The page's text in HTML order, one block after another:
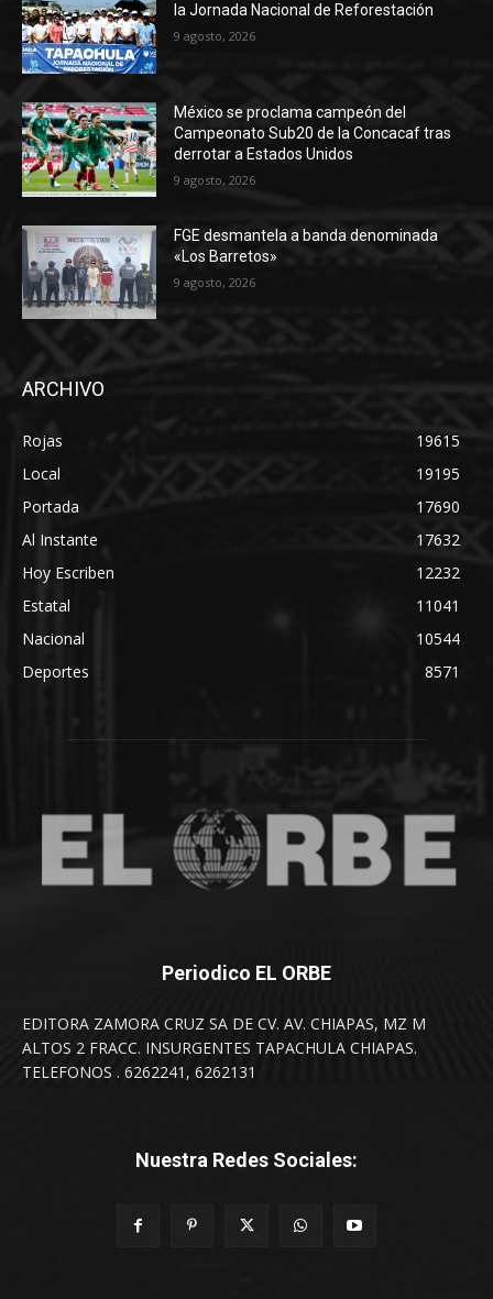
la Jornada Nacional de Reforestación
9 agosto, 2026
México se proclama campeón del
Campeonato Sub20 de la Concacaf tras
derrotar a Estados Unidos
9 agosto, 2026
FGE desmantela a banda denominada
«Los Barretos»
9 agosto, 2026
ARCHIVO
Rojas
19615
Local
19195
Portada
17690
Al Instante
17632
Hoy Escriben
12232
Estatal
11041
Nacional
10544
Deportes
8571
Periodico EL ORBE
EDITORA ZAMORA CRUZ SA DE CV. AV. CHIAPAS, MZ M
ALTOS 2 FRACC. INSURGENTES TAPACHULA CHIAPAS.
TELEFONOS . 6262241, 6262131
Nuestra Redes Sociales: